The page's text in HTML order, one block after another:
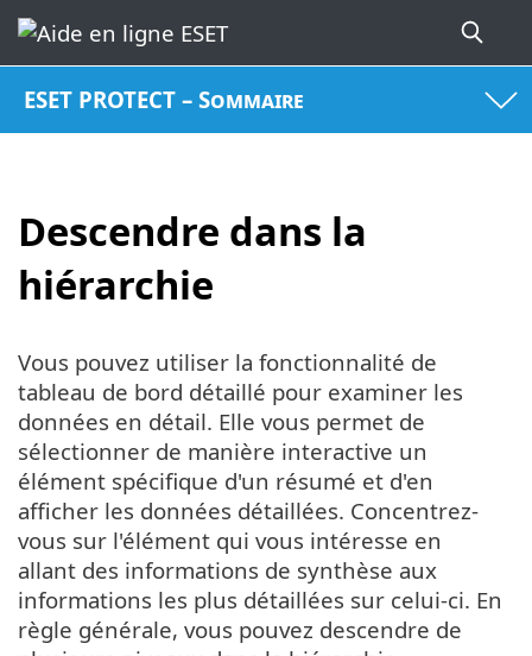
ESET PROTECT – Sommaire
Descendre dans la
hiérarchie
Vous pouvez utiliser la fonctionnalité de
tableau de bord détaillé pour examiner les
données en détail. Elle vous permet de
sélectionner de manière interactive un
élément spécifique d'un résumé et d'en
afficher les données détaillées. Concentrez-
vous sur l'élément qui vous intéresse en
allant des informations de synthèse aux
informations les plus détaillées sur celui-ci. En
règle générale, vous pouvez descendre de